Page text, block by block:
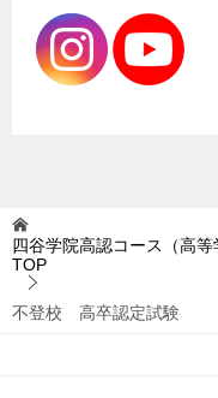
四谷学院高認コース（高
TOP
不登校 高卒認定試験